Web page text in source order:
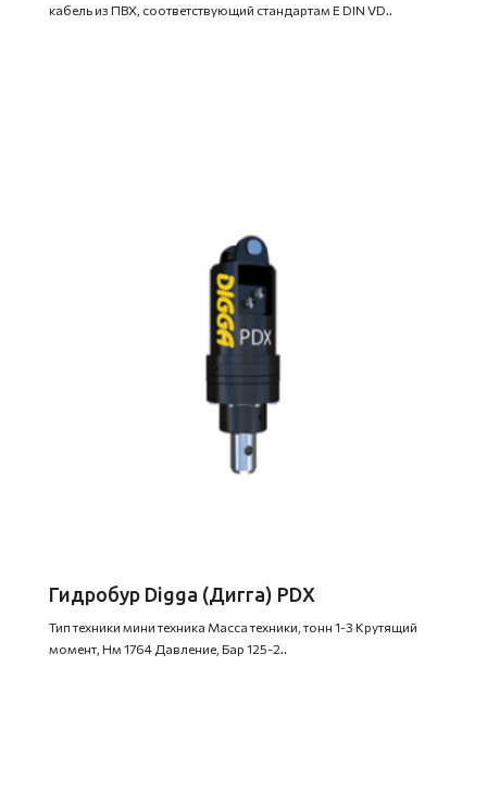
кабель из ПВХ, соответствующий стандартам Е DIN VD..
Гидробур Digga (Дигга) PDX
Тип техники мини техника Масса техники, тонн 1-3 Крутящий
момент, Нм 1764 Давление, Бар 125-2..